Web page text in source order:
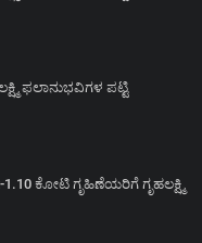
ಫಲಾನುಭವಿಗಳ ಪಟ್ಟಿ
1.10 ಕೋಟಿ ಗೃಹಿಣೆಯರಿಗೆ ಗೃಹಲಕ್ಷ್ಮಿ